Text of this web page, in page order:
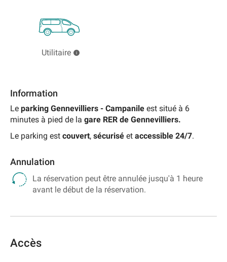
Utilitaire
Information
Le parking Gennevilliers - Campanile est situé à 6
minutes à pied de la gare RER de Gennevilliers.
Le parking est couvert, sécurisé et accessible 24/7.
Annulation
La réservation peut être annulée jusqu'à 1 heure
avant le début de la réservation.
Accès